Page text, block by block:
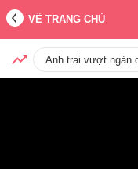
VỀ TRANG CHỦ
Anh trai vượt ngàn